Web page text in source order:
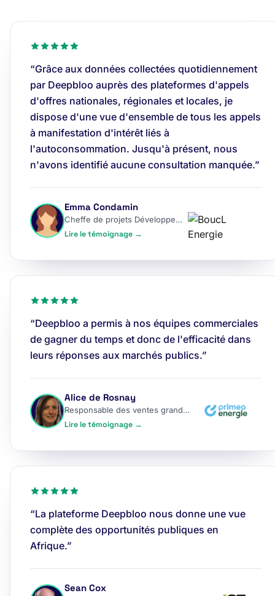
“Grâce aux données collectées quotidiennement
par Deepbloo auprès des plateformes d'appels
d'offres nationales, régionales et locales, je
dispose d'une vue d'ensemble de tous les appels
à manifestation d'intérêt liés à
l'autoconsommation. Jusqu'à présent, nous
n'avons identifié aucune consultation manquée.”
Emma Condamin
Cheffe de projets Développement
Lire le témoignage →
“Deepbloo a permis à nos équipes commerciales
de gagner du temps et donc de l'efficacité dans
leurs réponses aux marchés publics.”
Alice de Rosnay
Responsable des ventes grands comptes
Lire le témoignage →
“La plateforme Deepbloo nous donne une vue
complète des opportunités publiques en
Afrique.”
Sean Cox